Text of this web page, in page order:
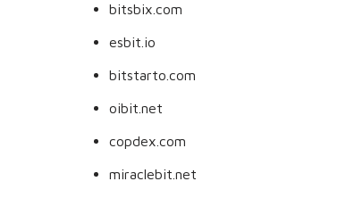
bitsbix.com
esbit.io
bitstarto.com
oibit.net
copdex.com
miraclebit.net